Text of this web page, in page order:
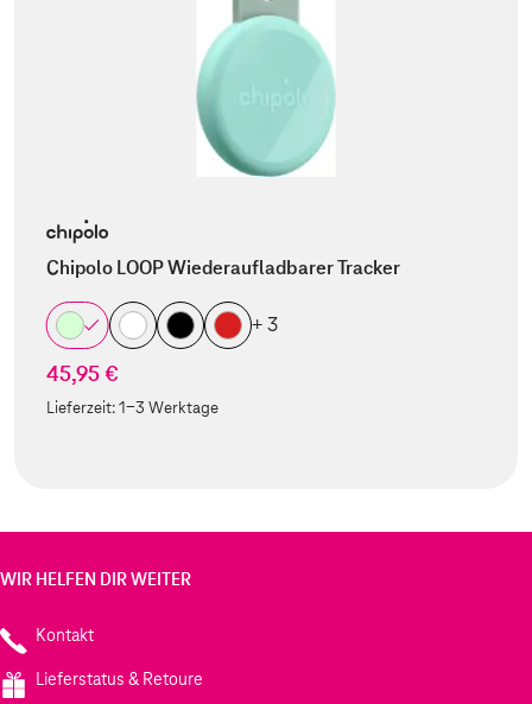
Chipolo LOOP Wiederaufladbarer Tracker
+ 3
45,95 €
Lieferzeit:1-3 Werktage
WIR HELFEN DIR WEITER
Kontakt
Lieferstatus & Retoure